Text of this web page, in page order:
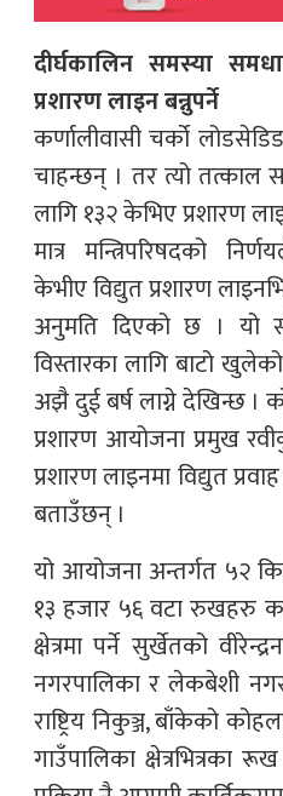
दीर्घकालिन समस्या
प्रशारण लाइन बन्नुपर्ने
कर्णालीवासी चर्को
चाहन्छन् । तर त्यो तत्काल
लागि १३२ केभिए प्रशारण
मात्र मन्त्रिपरिषदको
केभीए विद्युत प्रशारण
अनुमति दिएको छ । यो
विस्तारका लागि बाटो
अझै दुई बर्ष लाग्ने देखिन्छ
प्रशारण आयोजना प्रमुख
प्रशारण लाइनमा विद्युत
बताउँछन् ।
यो आयोजना अन्तर्गत ५२
१३ हजार ५६ वटा रुखहरु
क्षेत्रमा पर्ने सुर्खेतको
नगरपालिका र लेकबेशी
राष्ट्रिय निकुञ्ज, बाँकेको
गाउँपालिका